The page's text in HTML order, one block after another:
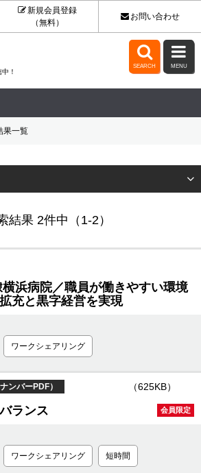
新規会員登録
（無料）
お問い合わせ
！

SEARCH

MENU
果一覧
結果 2件中（1-2）
浜病院／職員が働きやすい環境
充と黒字経営を実現
ワークシェアリング
ンバーPDF） （625KB）
会員限定
ランス
ワークシェアリング 短時間